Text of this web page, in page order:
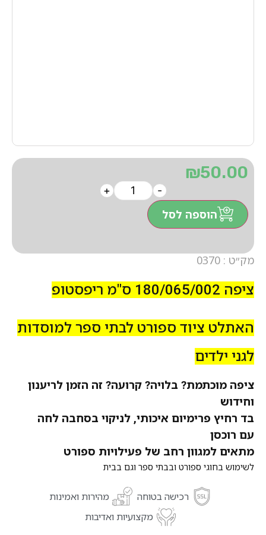
מק״ט : 0370
ציפה 180/065/002 ס"מ ריפסטופ
האתלט ציוד ספורט לבתי ספר למוסדות
לגני ילדים
ציפה מוכתמת? בלויה? קרועה? זה הזמן לריענון
וחידוש
בד רחיץ פרימיום איכותי, לניקוי בסחבה לחה
עם רוכסן
מתאים למגוון רחב של פעילויות ספורט
לשימוש בחוגי ספורט ובבתי ספר וגם בבית
₪50.00
-
+
הוספה לסל
רכישה בטוחה
מהירות ואמינות
מקצועיות ואדיבות